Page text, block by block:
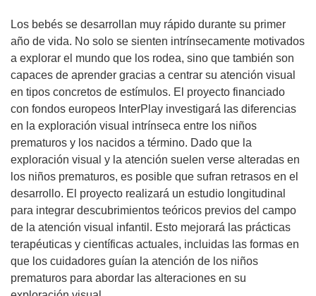
Los bebés se desarrollan muy rápido durante su primer
año de vida. No solo se sienten intrínsecamente motivados
a explorar el mundo que los rodea, sino que también son
capaces de aprender gracias a centrar su atención visual
en tipos concretos de estímulos. El proyecto financiado
con fondos europeos InterPlay investigará las diferencias
en la exploración visual intrínseca entre los niños
prematuros y los nacidos a término. Dado que la
exploración visual y la atención suelen verse alteradas en
los niños prematuros, es posible que sufran retrasos en el
desarrollo. El proyecto realizará un estudio longitudinal
para integrar descubrimientos teóricos previos del campo
de la atención visual infantil. Esto mejorará las prácticas
terapéuticas y científicas actuales, incluidas las formas en
que los cuidadores guían la atención de los niños
prematuros para abordar las alteraciones en su